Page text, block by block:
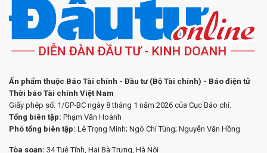
Ấn phẩm thuộc Báo Tài chính - Đầu tư (Bộ Tài chính) - Báo điện tử
Thời báo Tài chính Việt Nam
Giấy phép số: 1/GP-BC ngày 8 tháng 1 năm 2026 của Cục Báo chí.
Tổng biên tập: Phạm Văn Hoành
Phó tổng biên tập: Lê Trọng Minh; Ngô Chí Tùng; Nguyễn Văn Hồng
Tòa soạn: 34 Tuệ Tĩnh, Hai Bà Trưng, Hà Nội